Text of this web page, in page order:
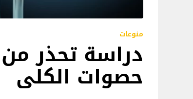
منوعات
دراسة تحذر
حصوات الكلى